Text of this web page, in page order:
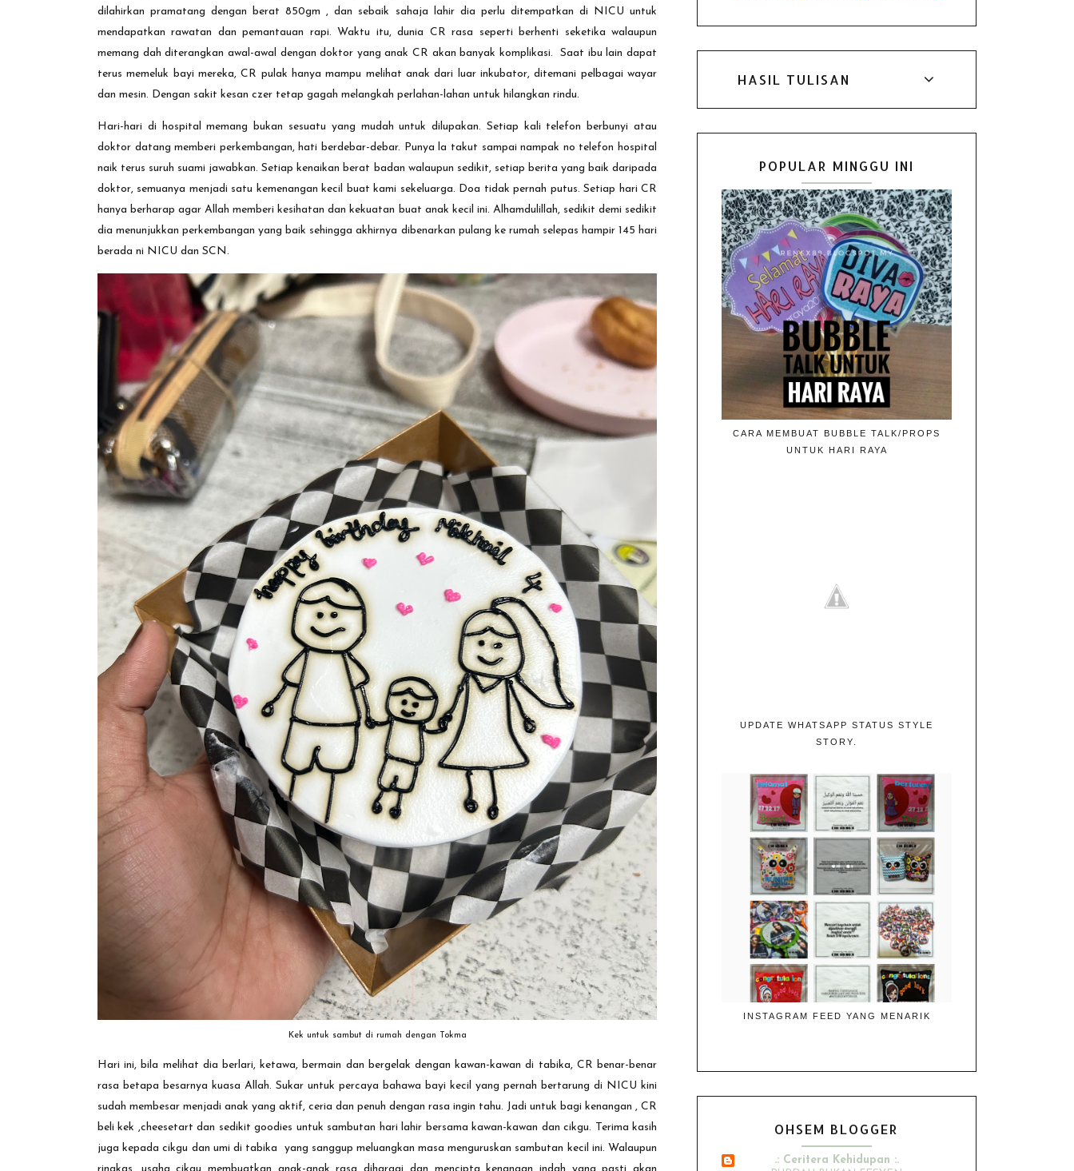
dilahirkanpramatang dengan berat 850gm, dan sebaik sahaja lahir dia perlu ditempatkan di NICU untuk
mendapatkan rawatan dan pemantauan rapi. Waktu itu, dunia CR rasa seperti berhenti seketika walaupun
memang dah diterangkan awal-awal dengan doktor yang anak CR akan banyak komplikasi. Saat ibu lain dapat
terus memeluk bayi mereka, CR pulak hanya mampu melihat anak dari luar inkubator, ditemani pelbagai wayar
dan mesin. Dengan sakit kesan czer tetap gagah melangkah perlahan-lahan untuk hilangkan rindu.
Hari-hari di hospital memang bukan sesuatu yang mudah untuk dilupakan. Setiap kali telefon berbunyi atau
doktor datang memberi perkembangan, hati berdebar-debar. Punya la takut sampai nampak no telefon hospital
naik terus suruh suami jawabkan.Setiap kenaikan berat badan walaupun sedikit, setiap berita yang baik daripada
doktor, semuanya menjadi satu kemenangan kecil buat kami sekeluarga. Doa tidak pernah putus. Setiap hari CR
hanya berharap agar Allah memberi kesihatan dan kekuatan buat anak kecil ini. Alhamdulillah, sedikit demi sedikit
dia menunjukkan perkembangan yang baik sehingga akhirnya dibenarkan pulang ke rumah selepas hampir 145 hari
berada ni NICU dan SCN.
Kek untuk sambut di rumah dengan Tokma
Hari ini, bila melihat dia berlari, ketawa, bermain dan bergelak dengan kawan-kawan di tabika, CR benar-benar
rasa betapa besarnya kuasa Allah. Sukar untuk percaya bahawa bayi kecil yang pernah bertarung di NICU kini
sudah membesar menjadi anak yang aktif, ceria dan penuh dengan rasa ingin tahu. Jadi untuk bagi kenangan , CR
beli kek ,cheesetart dan sedikit goodies untuk sambutan hari lahir bersama kawan-kawan dan cikgu. Terima kasih
juga kepada cikgu dan umi di tabika yang sanggup meluangkan masa menguruskan sambutan kecil ini. Walaupun
HASIL TULISAN
POPULAR MINGGU INI
CARA MEMBUAT BUBBLE TALK/PROPS
UNTUK HARI RAYA
UPDATE WHATSAPP STATUS STYLE
STORY.
INSTAGRAM FEED YANG MENARIK
OHSEM BLOGGER
.: Ceritera Kehidupan :.